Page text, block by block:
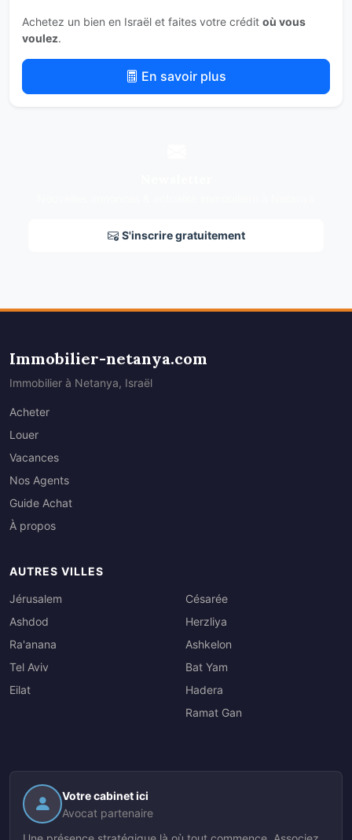
Achetez un bien en Israël et faites votre crédit où vous
voulez.
En savoir plus
S'inscrire gratuitement
Immobilier-netanya.com
Immobilier à Netanya, Israël
Acheter
Louer
Vacances
Nos Agents
Guide Achat
À propos
AUTRES VILLES
Jérusalem
Ashdod
Ra'anana
Tel Aviv
Eilat
Césarée
Herzliya
Ashkelon
Bat Yam
Hadera
Ramat Gan
Votre cabinet ici
Avocat partenaire